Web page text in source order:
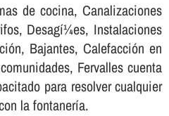
de cocina, Canalizaciones
Desagí¼es, Instalaciones
Bajantes, Calefacción en
Fervalles cuenta
para resolver cualquier
la fontanerí­a.